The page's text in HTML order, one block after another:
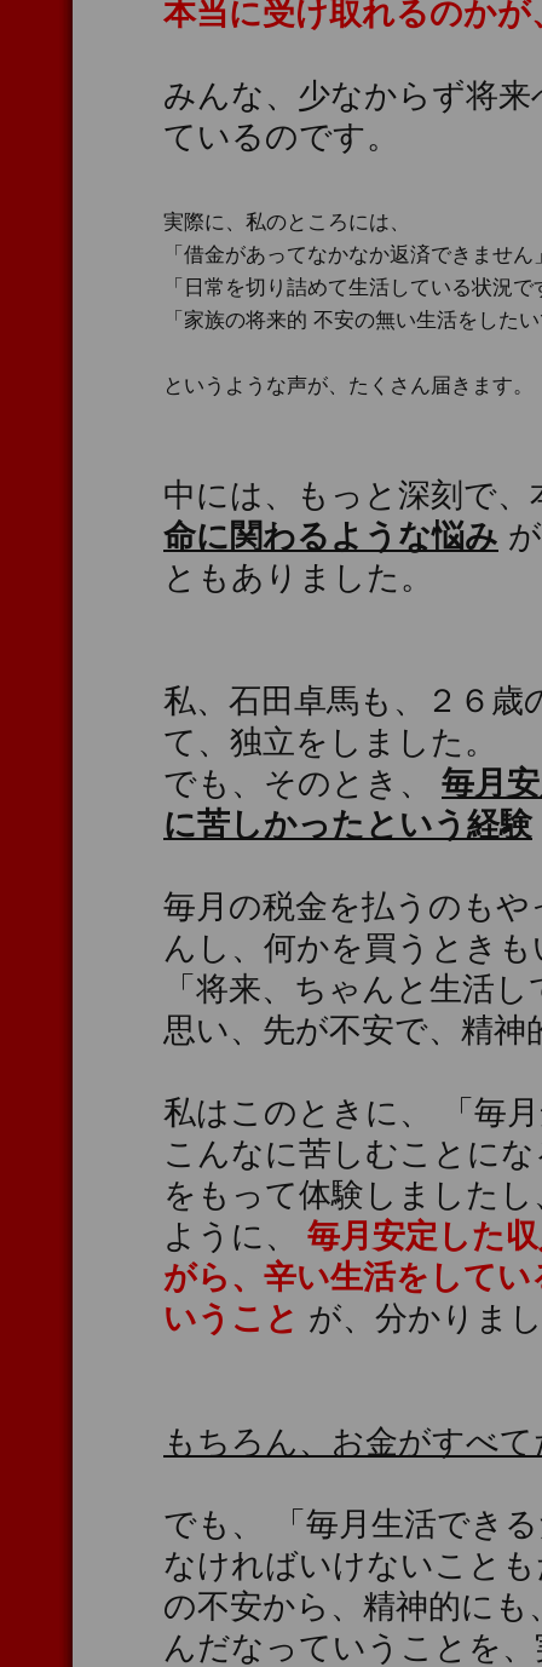
本当に受け取れるのか
みんな、少なからず将
ているのです。
実際に、私のところには、
「借金があってなかなか返済できません
「日常を切り詰めて生活している状況で
「家族の将来的 不安の無い生活をした
というような声が、たくさん届きます。
中には、もっと深刻で、
命に関わるような悩み
ともありました。
私、石田卓馬も、２６
て、独立をしました。
でも、そのとき、 毎月
に苦しかったという経験
毎月の税金を払うのも
んし、何かを買うとき
「将来、ちゃんと生活
思い、先が不安で、精
私はこのときに、 「毎
こんなに苦しむことに
をもって体験しました
ように、 毎月安定した
がら、辛い生活をして
いうこと が、分かりま
もちろん、お金がすべ
でも、 「毎月生活でき
なければいけないこと
の不安から、精神的に
んだなっていうことを